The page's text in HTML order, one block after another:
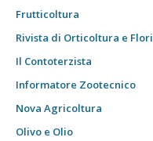
Frutticoltura
Rivista di Orticoltura e
Il Contoterzista
Informatore Zootecnico
Nova Agricoltura
Olivo e Olio